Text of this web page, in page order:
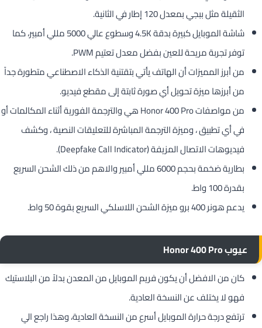
الثقيلة مثل ببجي بمعدل 120 إطار في الثانية.
شاشة الموبايل كبيرة بدقة 4.5K وسطوع عالي 5000 مللي أمبير، كما
توفر تجربة مريحة للعين بفضل معدل تعتيم PWM.
من أبرز المميزات أن الهاتف يأتي بتقتنية الذكاء الاصطناعي متطورة جداً
من أبرزها ميزة تحويل أي صورة ثابتة إلى مقطع فيديو.
من مواصفات Honor 400 Pro هي والترجمة الفورية أثناء المكالمات أو
في أي تطبيق ، وميزة الترجمة المباشرة للتعليقات النصية ، وكشف
فيديوهات الاتصال المزيفة (Deepfake Call Indicator).
بطارية ضخمة بحجم 6000 مللي أمبير والاهم من ذلك الشحن السريع
بقدرة 100 واط.
يدعم هونر 400 برو ميزة الشحن اللاسلكي السريع بقوة 50 واط.
عيوب Honor 400 Pro
كان من الافضل أن يكون فريم الموبايل من المعدن بدلاً من البلاستيك
فهو لا يختلف عن النسخة العادية.
ترتفع درجة حرارة الموبايل أسرع من النسخة العادية، وهذا راجع الي